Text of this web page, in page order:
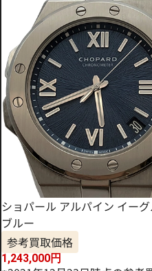
ショパール アルパイン イー
ブルー
参考買取価格
1,243,000円